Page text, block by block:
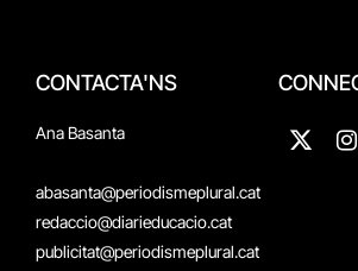
CONTACTA'NS
Ana Basanta
abasanta@periodismeplural.cat
redaccio@diarieducacio.cat
publicitat@periodismeplural.cat
X